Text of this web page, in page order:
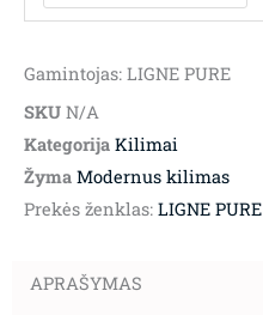
Gamintojas: LIGNE PURE
SKU N/A
Kategorija Kilimai
Žyma Modernus kilimas
Prekės ženklas: LIGNE PURE
APRAŠYMAS